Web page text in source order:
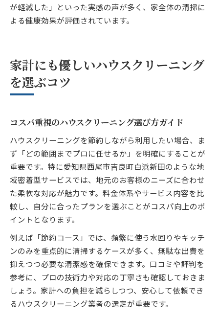
が軽減した」といった実感の声が多く、家全体の清掃に
よる健康効果が評価されています。
家計にも優しいハウスクリーニング
を選ぶコツ
コスパ重視のハウスクリーニング選び方ガイド
ハウスクリーニングを節約しながら利用したい場合、ま
ず「どの範囲までプロに任せるか」を明確にすることが
重要です。特に愛知県西尾市吉良町白浜新田のような地
域密着型サービスでは、地元のお客様のニーズに合わせ
た柔軟な対応が魅力です。料金体系やサービス内容を比
較し、自分に合ったプランを選ぶことがコスパ向上のポ
イントとなります。
例えば「節約コース」では、頻繁に使う水回りやキッチ
ンのみを重点的に清掃するケースが多く、無駄な出費を
抑えつつ必要な清潔感を確保できます。口コミや評判を
参考に、プロの技術力や対応の丁寧さも確認しておきま
しょう。家計への負担を減らしつつ、安心して依頼でき
るハウスクリーニング業者の選定が重要です。